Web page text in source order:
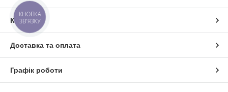
Контакти
Доставка та оплата
Графік роботи
КНОПКА
ЗВ'ЯЗКУ